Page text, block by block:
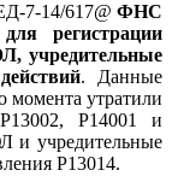
7-14/617@ ФНС
регистрации
учредительные
. Данные
момента утратили
Р14001 и
и учредительные
Р13014.